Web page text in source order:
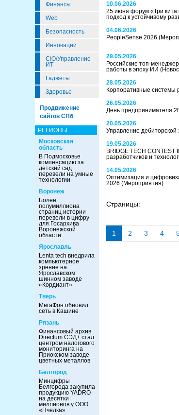
Финансы
Web
Безопасность
Инновации
CIO/Управление
ИТ
Гаджеты
Здоровье
Продвижение
сайтов СПб
РЕГИОНЫ
Московская
область
В Подмосковье
компенсацию за
детский сад
перевели на умные
технологии
Воронеж
Более
полумиллиона
страниц истории
перевели в цифру
для Госархива
Воронежской
области
Ярославль
Lenta tech внедрила
компьютерное
зрение на
Ярославском
шинном заводе
«Кордиант»
Тверь
МегаФон обновил
сеть в Кашине
Рязань
Финансовый архив
Directum СЭД+ стал
центром налогового
мониторинга на
Приокском заводе
цветных металлов
Белгород
Минцифры
Белгорода закупила
продукцию YADRO
на десятки
миллионов у ООО
«Пчелка»
10.06.2026
25 июня форум «Три кита
подход к устойчивому
04.06.2026
PeopleSense 2026
29.05.2026
Российские топ-
работы в эпоху ИИ
28.05.2026
Корпоративные системы
26.05.2026
День предпринимателя
20.05.2026
Управление
19.05.2026
BRIDGE TECH CONTEST
разработчиков и
14.05.2026
Оптимизация и
2026 (Мероприятия)
Страницы:
1 2 3 4